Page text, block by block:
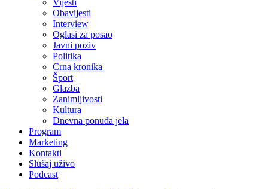
Vijesti
Obavijesti
Interview
Oglasi za posao
Javni poziv
Politika
Crna kronika
Šport
Glazba
Zanimljivosti
Kultura
Dnevna ponuda jela
Program
Marketing
Kontakti
Slušaj uživo
Podcast